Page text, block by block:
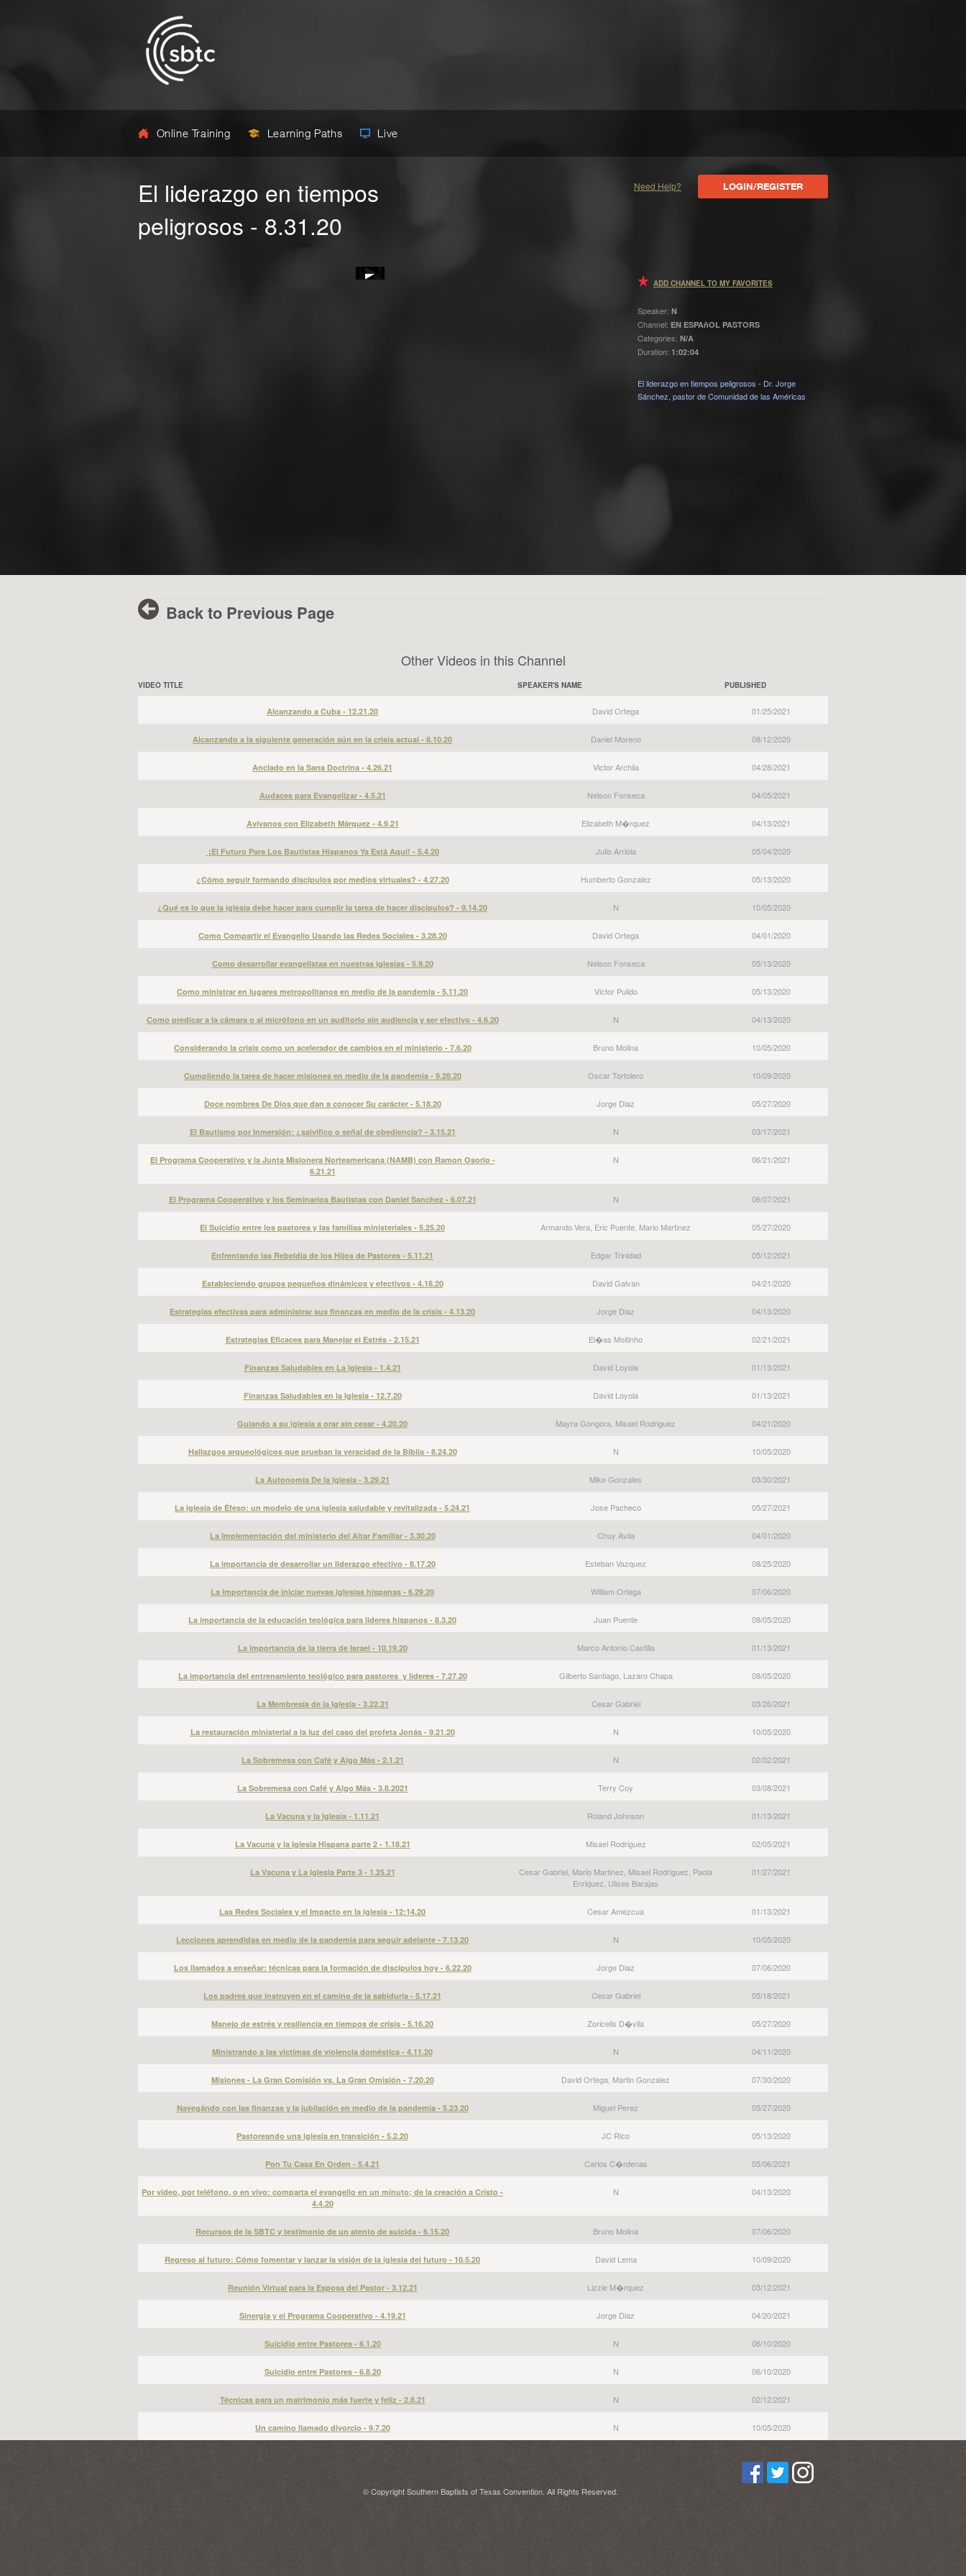
Online Training Learning Paths Live
El liderazgo en tiempos
peligrosos - 8.31.20
Need Help? LOGIN/REGISTER
ADD CHANNEL TO MY FAVORITES
Speaker: N
Channel: EN ESPAñOL PASTORS
Categories: N/A
Duration: 1:02:04
El liderazgo en tiempos peligrosos - Dr. Jorge
Sánchez, pastor de Comunidad de las Américas
Back to Previous Page
Other Videos in this Channel
VIDEO TITLE SPEAKER'S NAME PUBLISHED
Alcanzando a Cuba - 12.21.20 David Ortega 01/25/2021
Alcanzando a la siguiente generación aún en la crisis actual - 8.10.20 Daniel Moreno 08/12/2020
Anclado en la Sana Doctrina - 4.26.21 Victor Archila 04/28/2021
Audaces para Evangelizar - 4.5.21 Nelson Fonseca 04/05/2021
Avívanos con Elizabeth Márquez - 4.9.21 Elizabeth M�rquez 04/13/2021
¡El Futuro Para Los Bautistas Hispanos Ya Está Aquí! - 5.4.20 Julio Arriola 05/04/2020
¿Cómo seguir formando discípulos por medios virtuales? - 4.27.20 Humberto Gonzalez 05/13/2020
¿Qué es lo que la iglesia debe hacer para cumplir la tarea de hacer discípulos? - 9.14.20 N 10/05/2020
Como Compartir el Evangelio Usando las Redes Sociales - 3.28.20 David Ortega 04/01/2020
Como desarrollar evangelistas en nuestras iglesias - 5.9.20 Nelson Fonseca 05/13/2020
Como ministrar en lugares metropolitanos en medio de la pandemia - 5.11.20 Victor Pulido 05/13/2020
Como predicar a la cámara o al micrófono en un auditorio sin audiencia y ser efectivo - 4.6.20 N 04/13/2020
Considerando la crisis como un acelerador de cambios en el ministerio - 7.6.20 Bruno Molina 10/05/2020
Cumpliendo la tarea de hacer misiones en medio de la pandemia - 9.28.20 Oscar Tortolero 10/09/2020
Doce nombres De Dios que dan a conocer Su carácter - 5.18.20 Jorge Diaz 05/27/2020
El Bautismo por Inmersión: ¿salvífico o señal de obediencia? - 3.15.21 N 03/17/2021
El Programa Cooperativo y la Junta Misionera Norteamericana (NAMB) con Ramon Osorio -
6.21.21
N 06/21/2021
El Programa Cooperativo y los Seminarios Bautistas con Daniel Sanchez - 6.07.21 N 06/07/2021
El Suicidio entre los pastores y las familias ministeriales - 5.25.20 Armando Vera, Eric Puente, Mario Martinez 05/27/2020
Enfrentando las Rebeldía de los Hijos de Pastores - 5.11.21 Edgar Trinidad 05/12/2021
Estableciendo grupos pequeños dinámicos y efectivos - 4.18.20 David Galvan 04/21/2020
Estrategias efectivas para administrar sus finanzas en medio de la crisis - 4.13.20 Jorge Diaz 04/13/2020
Estrategias Eficaces para Manejar el Estrés - 2.15.21 El�as Moitinho 02/21/2021
Finanzas Saludables en La Iglesia - 1.4.21 David Loyola 01/13/2021
Finanzas Saludables en la Iglesia - 12.7.20 David Loyola 01/13/2021
Guiando a su iglesia a orar sin cesar - 4.20.20 Mayra Gongora, Misael Rodriguez 04/21/2020
Hallazgos arqueológicos que prueban la veracidad de la Biblia - 8.24.20 N 10/05/2020
La Autonomía De la Iglesia - 3.29.21 Mike Gonzales 03/30/2021
La iglesia de Éfeso: un modelo de una iglesia saludable y revitalizada - 5.24.21 Jose Pacheco 05/27/2021
La Implementación del ministerio del Altar Familiar - 3.30.20 Chuy Avila 04/01/2020
La importancia de desarrollar un liderazgo efectivo - 8.17.20 Esteban Vazquez 08/25/2020
La importancia de iniciar nuevas iglesias hispanas - 6.29.20 William Ortega 07/06/2020
La importancia de la educación teológica para líderes hispanos - 8.3.20 Juan Puente 08/05/2020
La importancia de la tierra de Israel - 10.19.20 Marco Antonio Castilla 01/13/2021
La importancia del entrenamiento teológico para pastores y lideres - 7.27.20 Gilberto Santiago, Lazaro Chapa 08/05/2020
La Membresía de la Iglesia - 3.22.21 Cesar Gabriel 03/26/2021
La restauración ministerial a la luz del caso del profeta Jonás - 9.21.20 N 10/05/2020
La Sobremesa con Café y Algo Más - 2.1.21 N 02/02/2021
La Sobremesa con Café y Algo Más - 3.8.2021 Terry Coy 03/08/2021
La Vacuna y la Iglesia - 1.11.21 Roland Johnson 01/13/2021
La Vacuna y la Iglesia Hispana parte 2 - 1.18.21 Misael Rodriguez 02/05/2021
La Vacuna y La Iglesia Parte 3 - 1.25.21
Cesar Gabriel, Mario Martinez, Misael Rodriguez, Paola
Enriquez, Ulises Barajas
01/27/2021
Las Redes Sociales y el Impacto en la iglesia - 12:14.20 Cesar Amezcua 01/13/2021
Lecciones aprendidas en medio de la pandemia para seguir adelante - 7.13.20 N 10/05/2020
Los llamados a enseñar: técnicas para la formación de discípulos hoy - 6.22.20 Jorge Diaz 07/06/2020
Los padres que instruyen en el camino de la sabiduría - 5.17.21 Cesar Gabriel 05/18/2021
Manejo de estrés y resiliencia en tiempos de crisis - 5.16.20 Zoricelis D�vila 05/27/2020
Ministrando a las víctimas de violencia doméstica - 4.11.20 N 04/11/2020
Misiones - La Gran Comisión vs. La Gran Omisión - 7.20.20 David Ortega, Martin Gonzalez 07/30/2020
Navegándo con las finanzas y la jubilación en medio de la pandemia - 5.23.20 Miguel Perez 05/27/2020
Pastoreando una iglesia en transición - 5.2.20 JC Rico 05/13/2020
Pon Tu Casa En Orden - 5.4.21 Carlos C�rdenas 05/06/2021
Por video, por teléfono, o en vivo: comparta el evangelio en un minuto; de la creación a Cristo -
4.4.20
N 04/13/2020
Recursos de la SBTC y testimonio de un atento de suicida - 6.15.20 Bruno Molina 07/06/2020
Regreso al futuro: Cómo fomentar y lanzar la visión de la iglesia del futuro - 10.5.20 David Lema 10/09/2020
Reunión Virtual para la Esposa del Pastor - 3.12.21 Lizzie M�rquez 03/12/2021
Sinergia y el Programa Cooperativo - 4.19.21 Jorge Diaz 04/20/2021
Suicidio entre Pastores - 6.1.20 N 06/10/2020
Suicidio entre Pastores - 6.8.20 N 06/10/2020
Técnicas para un matrimonio más fuerte y feliz - 2.8.21 N 02/12/2021
Un camino llamado divorcio - 9.7.20 N 10/05/2020
© Copyright Southern Baptists of Texas Convention. All Rights Reserved.